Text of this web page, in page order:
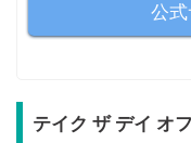
公
テイク ザ デイ オ